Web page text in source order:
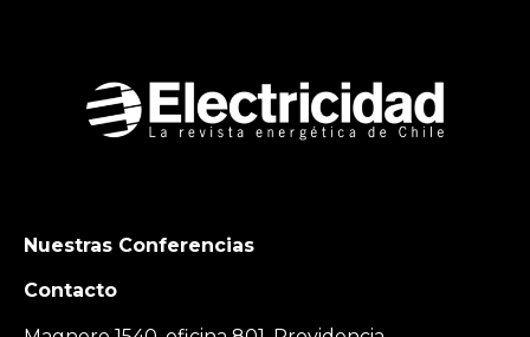
Nuestras Conferencias
Contacto